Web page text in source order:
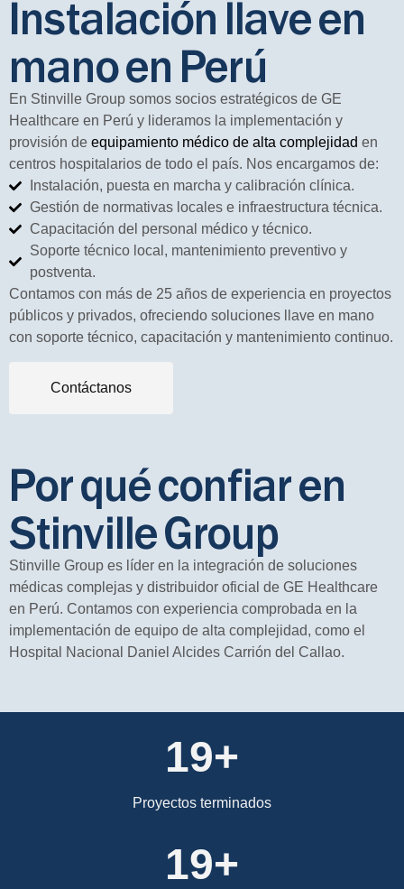
Instalación llave en
mano en Perú
En Stinville Group somos socios estratégicos de GE
Healthcare en Perú y lideramos la implementación y
provisión de equipamiento médico de alta complejidad en
centros hospitalarios de todo el país. Nos encargamos de:
Instalación, puesta en marcha y calibración clínica.
Gestión de normativas locales e infraestructura técnica.
Capacitación del personal médico y técnico.
Soporte técnico local, mantenimiento preventivo y
postventa.
Contamos con más de 25 años de experiencia en proyectos
públicos y privados, ofreciendo soluciones llave en mano
con soporte técnico, capacitación y mantenimiento continuo.
Contáctanos
Por qué confiar en
Stinville Group
Stinville Group es líder en la integración de soluciones
médicas complejas y distribuidor oficial de GE Healthcare
en Perú. Contamos con experiencia comprobada en la
implementación de equipo de alta complejidad, como el
Hospital Nacional Daniel Alcides Carrión del Callao.
20+
Proyectos terminados
24+